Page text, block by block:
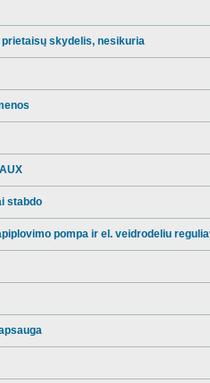
skydelis, nesikuria
stabdo
pompa ir el. veidrodeliu